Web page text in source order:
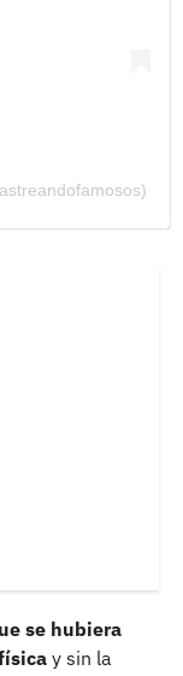
se hubiera
y sin la